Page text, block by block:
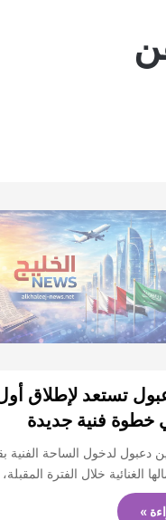
تستعد لإطلاق أول
خطوة فنية جديدة
دعبول لدخول الساحة الفنية
الغنائية خلال الفترة
»